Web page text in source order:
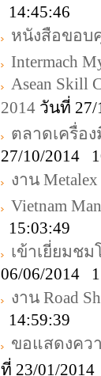
14:45:46
หนังสือขอ
Intermach
Asean Skill
2014 วันที่ 27/
ตลาดเครื่อ
27/10/2014
งาน
Vietnam
15:03:49
เข้าเยี่ยมชม
06/06/2014
งาน Road
14:59:39
ขอแสดงคว
ที่ 23/01/